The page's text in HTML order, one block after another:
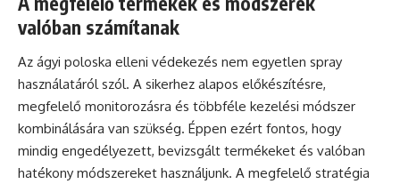
valóban számítanak
Az ágyi poloska elleni védekezés nem egyetlen spray
használatáról szól. A sikerhez alapos előkészítésre,
megfelelő monitorozásra és többféle kezelési módszer
kombinálására van szükség. Éppen ezért fontos, hogy
mindig engedélyezett, bevizsgált termékeket és valóban
hatékony módszereket használjunk. A megfelelő stratégia